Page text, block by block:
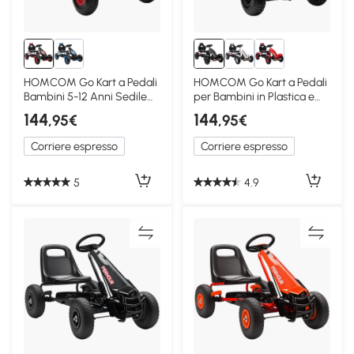
HOMCOM Go Kart a Pedali
Bambini 5-12 Anni Sedile
Regolabile Rosso
144,95€
Corriere espresso
5
HOMCOM Go Kart a Pedali
per Bambini in Plastica e
Metallo Nero
144,95€
Corriere espresso
4.9